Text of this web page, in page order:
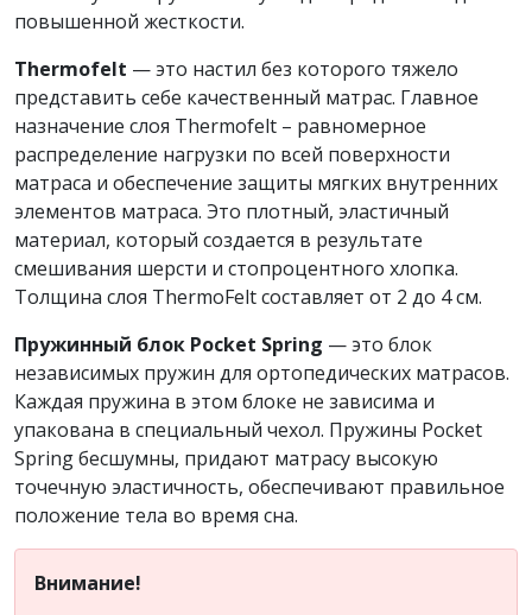
повышенной жесткости.
Thermofelt — это настил без которого тяжело
представить себе качественный матрас. Главное
назначение слоя Thermofelt – равномерное
распределение нагрузки по всей поверхности
матраса и обеспечение защиты мягких внутренних
элементов матраса. Это плотный, эластичный
материал, который создается в результате
смешивания шерсти и стопроцентного хлопка.
Толщина слоя ThermoFelt составляет от 2 до 4 см.
Пружинный блок Pocket Spring — это блок
независимых пружин для ортопедических матрасов.
Каждая пружина в этом блоке не зависима и
упакована в специальный чехол. Пружины Pocket
Spring бесшумны, придают матрасу высокую
точечную эластичность, обеспечивают правильное
положение тела во время сна.
Внимание!